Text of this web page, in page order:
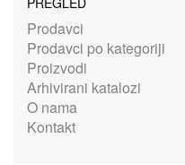
Prodavci
Prodavci po kategoriji
Proizvodi
Arhivirani katalozi
O nama
Kontakt